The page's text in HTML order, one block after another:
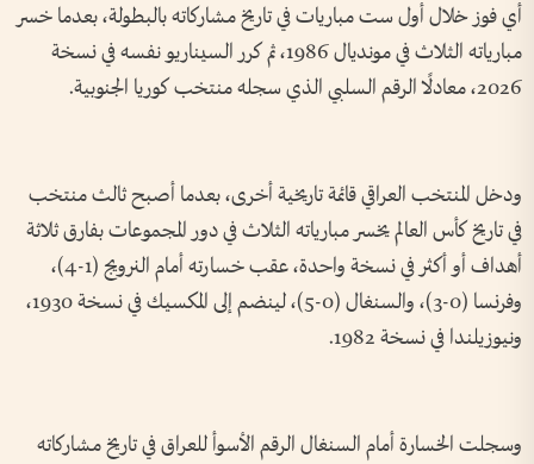
أي فوز خلال أول ست مباريات في تاريخ مشاركاته بالبطولة، بعدما خسر
مبارياته الثلاث في مونديال 1986، ثم كرر السيناريو نفسه في نسخة
2026، معادلًا الرقم السلبي الذي سجله منتخب كوريا الجنوبية.
ودخل المنتخب العراقي قائمة تاريخية أخرى، بعدما أصبح ثالث منتخب
في تاريخ كأس العالم يخسر مبارياته الثلاث في دور المجموعات بفارق ثلاثة
أهداف أو أكثر في نسخة واحدة، عقب خسارته أمام النرويج (1-4)،
وفرنسا (0-3)، والسنغال (0-5)، لينضم إلى المكسيك في نسخة 1930،
ونيوزيلندا في نسخة 1982.
وسجلت الخسارة أمام السنغال الرقم الأسوأ للعراق في تاريخ مشاركاته